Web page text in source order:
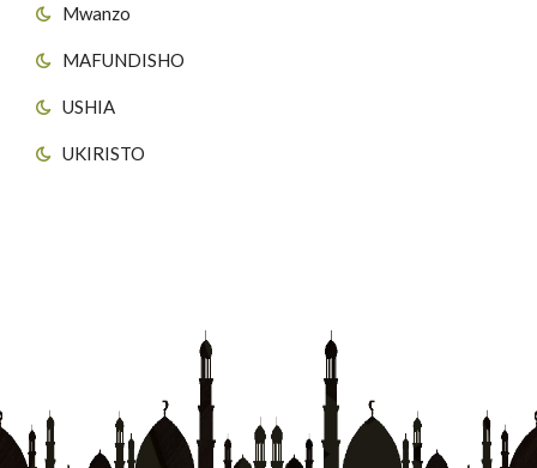
Mwanzo
MAFUNDISHO
USHIA
UKIRISTO